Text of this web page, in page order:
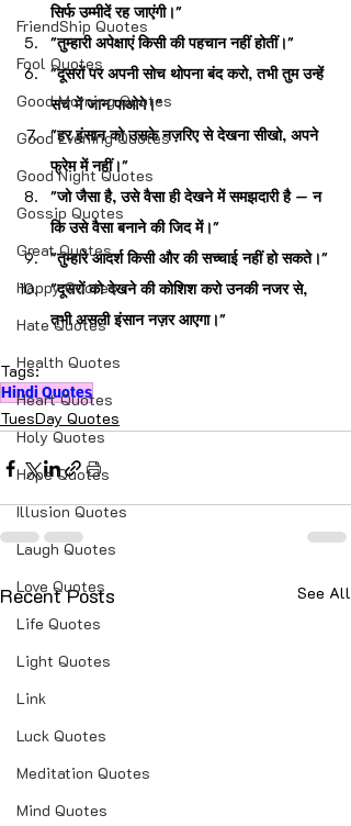
FriendShip Quotes
Fool Quotes
Good Morning Quotes
Good Evening Quotes
Good Night Quotes
Gossip Quotes
Great Quotes
Happy Quotes
Hate Quotes
Health Quotes
Heart Quotes
Holy Quotes
Hope Quotes
Illusion Quotes
Laugh Quotes
Love Quotes
Life Quotes
Light Quotes
Link
Luck Quotes
Meditation Quotes
Mind Quotes
सिर्फ उम्मीदें रह जाएंगी।"
"तुम्हारी अपेक्षाएं किसी की पहचान नहीं होतीं।"
"दूसरों पर अपनी सोच थोपना बंद करो, तभी तुम उन्हें
सच में जान पाओगे।"
"हर इंसान को उसके नज़रिए से देखना सीखो, अपने
फ्रेम में नहीं।"
"जो जैसा है, उसे वैसा ही देखने में समझदारी है — न
कि उसे वैसा बनाने की जिद में।"
"तुम्हारे आदर्श किसी और की सच्चाई नहीं हो सकते।"
"दूसरों को देखने की कोशिश करो उनकी नजर से,
तभी असली इंसान नज़र आएगा।"
Tags:
Hindi Quotes
TuesDay Quotes
Recent Posts See All